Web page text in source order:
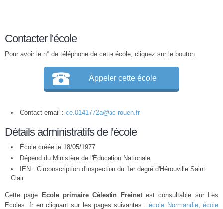
Contacter l'école
Pour avoir le n° de téléphone de cette école, cliquez sur le bouton.
Appeler cette école
Contact email : ce.0141772a@ac-rouen.fr
Détails administratifs de l'école
École créée le 18/05/1977
Dépend du Ministère de l'Éducation Nationale
IEN : Circonscription d'inspection du 1er degré d'Hérouville Saint
Clair
Cette page Ecole primaire Célestin Freinetest consultable sur Les
Ecoles .fr en cliquant sur les pages suivantes :école Normandie,école